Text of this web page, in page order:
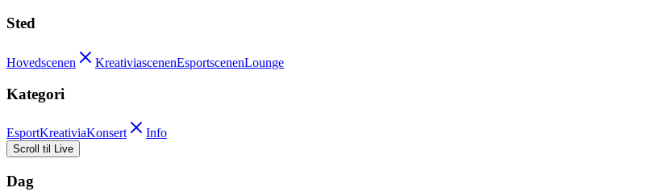
Sted
Hovedscenen KreativiascenenEsportscenenLounge
Kategori
EsportKreativiaKonsert Info
Scroll til Live
Dag